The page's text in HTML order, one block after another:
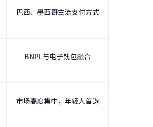
巴西、墨西哥主流支付方式
BNPL与电子钱包融合
市场高度集中，年轻人首选